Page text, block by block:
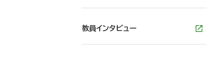
教員インタビュー